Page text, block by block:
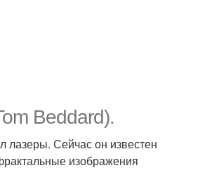
Beddard).
лазеры. Сейчас он известен
изображения